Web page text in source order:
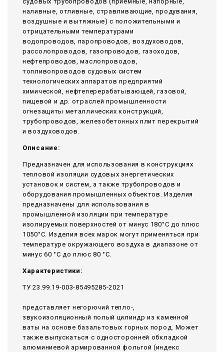
наливные, отливные, стравливающие, продувания,
воздушные и вытяжные) с положительными и
отрицательными температурами
водопроводов, паропроводов, воздуховодов,
рассолопроводов, газопроводов, газоходов,
нефтепроводов, маслопроводов,
топливопроводов судовых систем
технологических аппаратов предприятий
химической, нефтеперерабатывающей, газовой,
пищевой и др. отраслей промышленности
огнезащиты металлических конструкций,
трубопроводов, железобетонных плит перекрытий
и воздуховодов.
Описание:
Предназначен для использования в конструкциях
тепловой изоляции судовых энергетических
установок и систем, а также трубопроводов и
оборудования промышленных объектов. Изделия
предназначены для использования в
промышленной изоляции при температуре
изолируемых поверхностей от минус 180°С до плюс
1050°С. Изделия всех марок могут применяться при
температуре окружающего воздуха в диапазоне от
минус 60 °С до плюс 80 °С.
Характеристики:
ТУ 23.99.19-003-85495285-2021
представляет негорючий тепло-,
звукоизоляционный полый цилиндр из каменной
ваты на основе базальтовых горных пород. Может
также выпускаться с односторонней обкладкой
алюминиевой армированной фольгой (индекс